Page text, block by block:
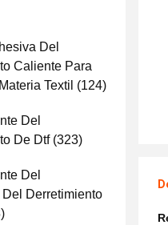
Del
Caliente Para
Textil (124)
Del
De Dtf(323)
Del
Del Derretimiento